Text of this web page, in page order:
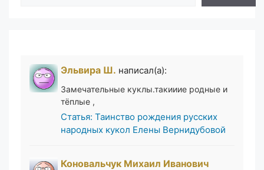
Эльвира Ш. написал(а):
Замечательные куклы.такииие родные и
тёплые ,
Статья: Таинство рождения русских
народных кукол Елены Вернидубовой
Коновальчук Михаил Иванович